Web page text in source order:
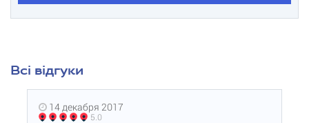
Всі відгуки
14 декабря 2017
5.0